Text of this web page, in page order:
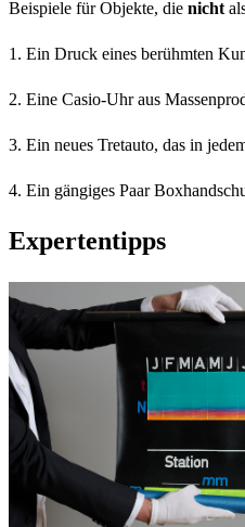
Beispiele für Objekte, die nicht
1. Ein Druck eines berühmten
2. Eine Casio-Uhr aus
3. Ein neues Tretauto, das in
4. Ein gängiges Paar
Expertentipps